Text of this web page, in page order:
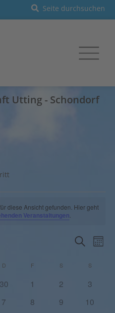
Utting - Schondorf
diese Ansicht gefunden. Hier geht
Veranstaltungen
und
Suche
D F S S
0
30
01
0
2
0
3
0
7
0
8
0
9
010